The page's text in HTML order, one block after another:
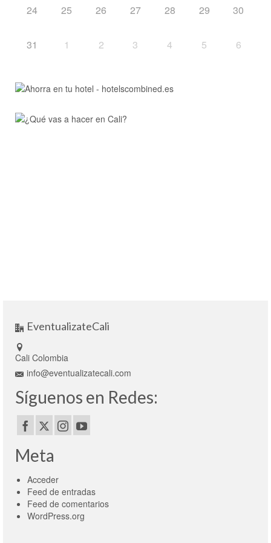
24 25 26 27 28 29 30
31 1 2 3 4 5 6
EventualizateCali
Cali Colombia
info@eventualizatecali.com
Síguenos en Redes:
Meta
Acceder
Feed de entradas
Feed de comentarios
WordPress.org